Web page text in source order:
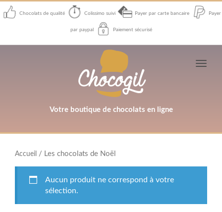
Chocolats de qualité Colissimo suivi Payer par carte bancaire Payer
par paypal Paiement sécurisé
Votre boutique de chocolats en ligne
Toggle
Accueil / Les chocolats de Noël
Aucun produit ne correspond à votre
sélection.